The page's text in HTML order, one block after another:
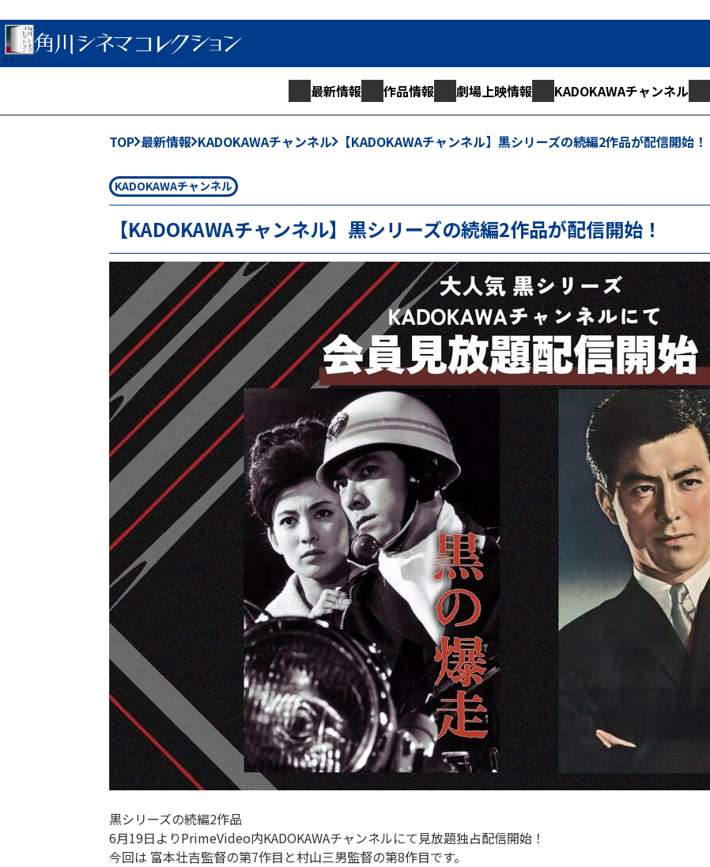
最新情報 作品情報 劇場上映情報 KADOKAWAチャンネル
TOP 最新情報 KADOKAWAチャンネル 【KADOKAWAチャンネル】黒シリーズの続編2作品が配信開始！
KADOKAWAチャンネル
【KADOKAWAチャンネル】黒シリーズの続編2作品が配信開始！
黒シリーズの続編2作品
6月19日よりPrimeVideo内KADOKAWAチャンネルにて見放題独占配信開始！
今回は 富本壮吉監督の第7作目と村山三男監督の第8作目です。